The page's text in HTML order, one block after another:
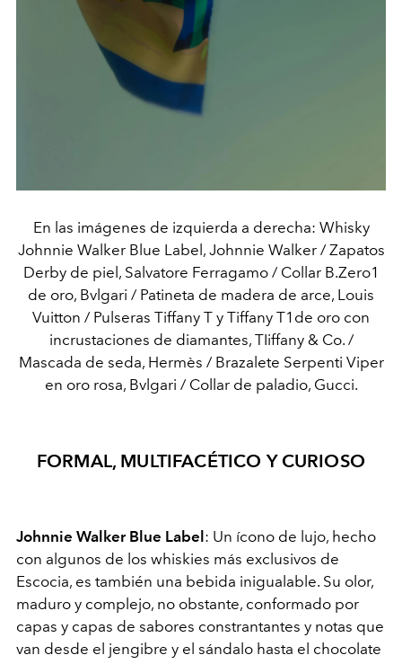
En las imágenes de izquierda a derecha: Whisky
Johnnie Walker Blue Label, Johnnie Walker / Zapatos
Derby de piel, Salvatore Ferragamo / Collar B.Zero1
de oro, Bvlgari / Patineta de madera de arce, Louis
Vuitton / Pulseras Tiffany T y Tiffany T1de oro con
incrustaciones de diamantes, TIiffany & Co. /
Mascada de seda, Hermès / Brazalete Serpenti Viper
en oro rosa, Bvlgari / Collar de paladio, Gucci.
FORMAL, MULTIFACÉTICO Y CURIOSO
Johnnie Walker Blue Label: Un ícono de lujo, hecho
con algunos de los whiskies más exclusivos de
Escocia, es también una bebida inigualable. Su olor,
maduro y complejo, no obstante, conformado por
capas y capas de sabores constrantantes y notas que
van desde el jengibre y el sándalo hasta el chocolate